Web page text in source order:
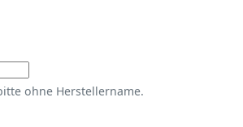
ohne Herstellername.